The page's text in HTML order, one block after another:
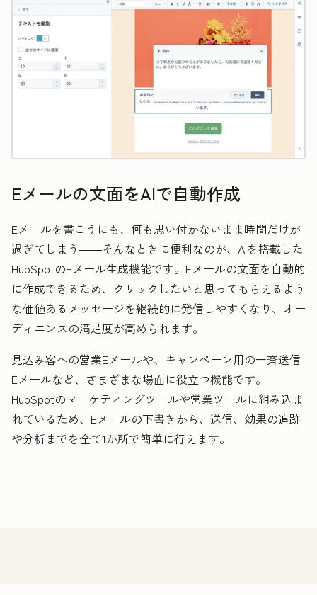
Eメールの文面をAIで自動作成
Eメールを書こうにも、何も思い付かないまま時間だけが
過ぎてしまう――そんなときに便利なのが、AIを搭載した
HubSpotのEメール生成機能です。Eメールの文面を自動的
に作成できるため、クリックしたいと思ってもらえるよう
な価値あるメッセージを継続的に発信しやすくなり、オー
ディエンスの満足度が高められます。
見込み客への営業Eメールや、キャンペーン用の一斉送信
Eメールなど、さまざまな場面に役立つ機能です。
HubSpotのマーケティングツールや営業ツールに組み込ま
れているため、Eメールの下書きから、送信、効果の追跡
や分析までを全て1か所で簡単に行えます。